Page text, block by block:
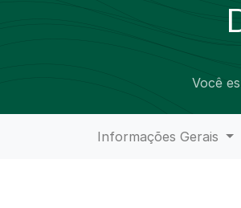
Você
Informações Gerais